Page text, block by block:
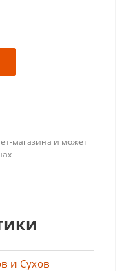
магазина и может
и Сухов